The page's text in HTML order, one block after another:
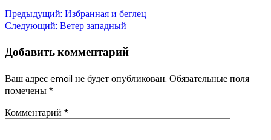
Навигация
записям
Предыдущий: Избранная и беглец
Следующий: Ветер западный
Добавить комментарий
Ваш адрес email не будет опубликован. Обязательные поля
помечены *
Комментарий *